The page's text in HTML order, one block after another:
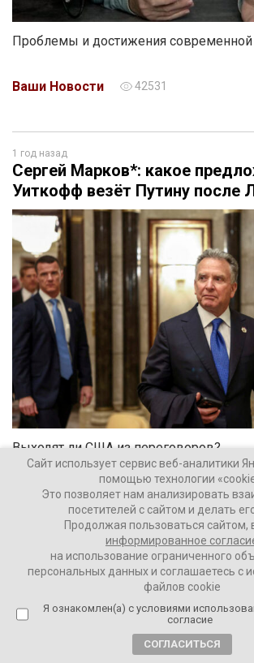
Проблемы и достижения современной
Ваши Новости 42531
1 год назад
Сергей Марков*: какое
Уиткофф везёт Путину после
Выходят ли США из переговоров?
Ваши Новости 33385
1 год назад
Сергей Марков*: «Если
будут успешными, после этого
российское наступление»
Сайт использует сервис веб-аналитики
помощью технологии
Это позволяет нам анализировать
посетителей с сайтом и делать
Продолжая пользоваться сайтом,
информированное
на использование ограниченного
персональных данных и соглашаетесь с
файлов cookie
Я ознакомлен(а) с условиями
согласие
СОГЛАСИТЬСЯ